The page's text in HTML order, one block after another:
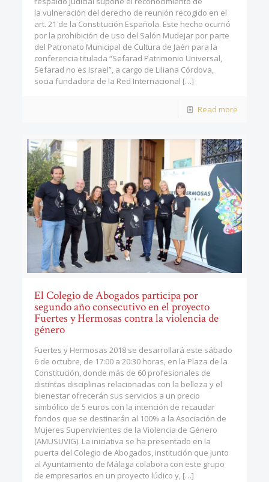
la vulneración del derecho de reunión recogido en el
art. 21 de la Constitución Española. Este hecho ocurrió
por la prohibición de uso del Salón Mudejar por parte
del Patronato Municipal de Cultura de Jaén para la
conferencia titulada “Sefarad Patrimonio Universal,
Sefarad no es Israel”, a cargo de Liliana Córdova,
socia fundadora de la Red Internacional […]
Read more
El Colegio de Abogados participa por
segundo año consecutivo en el proyecto
Fuertes y Hermosas contra la violencia de
género
Fuertes y Hermosas 2018 se desarrollará este sábado
6 de octubre, de 17:00 a 20:30 horas, en la Plaza de la
Constitución, donde más de 60 profesionales de
distintas disciplinas relacionadas con la belleza y el
bienestar ofrecerán sus servicios a un precio
simbólico de 5 euros con la intención de recaudar
fondos que se destinarán al 100% a la Asociación de
Mujeres Supervivientes de la Violencia de Género
(AMUSUVIG). La iniciativa se ha presentado en la
puerta del Colegio de Abogados, institución que junto
al Ayuntamiento de Málaga colabora con este grupo
de empresarios en un proyecto lúdico y, […]